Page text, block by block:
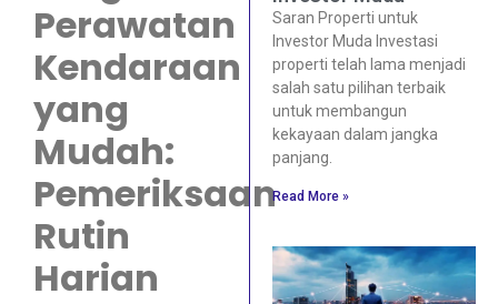
Perawatan
Kendaraan
yang
Mudah:
Pemeriksaan
Rutin
Harian
Saran Properti untuk
Investor Muda Investasi
properti telah lama menjadi
salah satu pilihan terbaik
untuk membangun
kekayaan dalam jangka
panjang.
Read More »